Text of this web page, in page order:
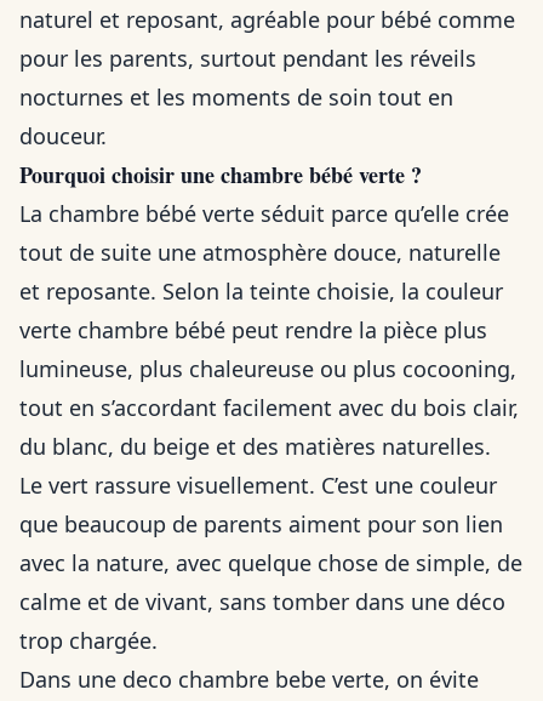
naturel et reposant, agréable pour bébé comme
pour les parents, surtout pendant les réveils
nocturnes et les moments de soin tout en
douceur.
Pourquoi choisir une chambre bébé verte ?
La chambre bébé verte séduit parce qu’elle crée
tout de suite une atmosphère douce, naturelle
et reposante. Selon la teinte choisie, la couleur
verte chambre bébé peut rendre la pièce plus
lumineuse, plus chaleureuse ou plus cocooning,
tout en s’accordant facilement avec du bois clair,
du blanc, du beige et des matières naturelles.
Le vert rassure visuellement. C’est une couleur
que beaucoup de parents aiment pour son lien
avec la nature, avec quelque chose de simple, de
calme et de vivant, sans tomber dans une déco
trop chargée.
Dans une deco chambre bebe verte, on évite